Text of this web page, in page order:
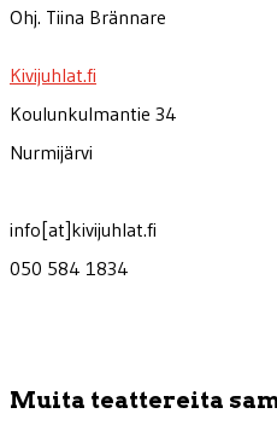
Ohj. Tiina Brännare
Kivijuhlat.fi
Koulunkulmantie 34
Nurmijärvi
info[at]kivijuhlat.fi
050 584 1834
Muita teattereita